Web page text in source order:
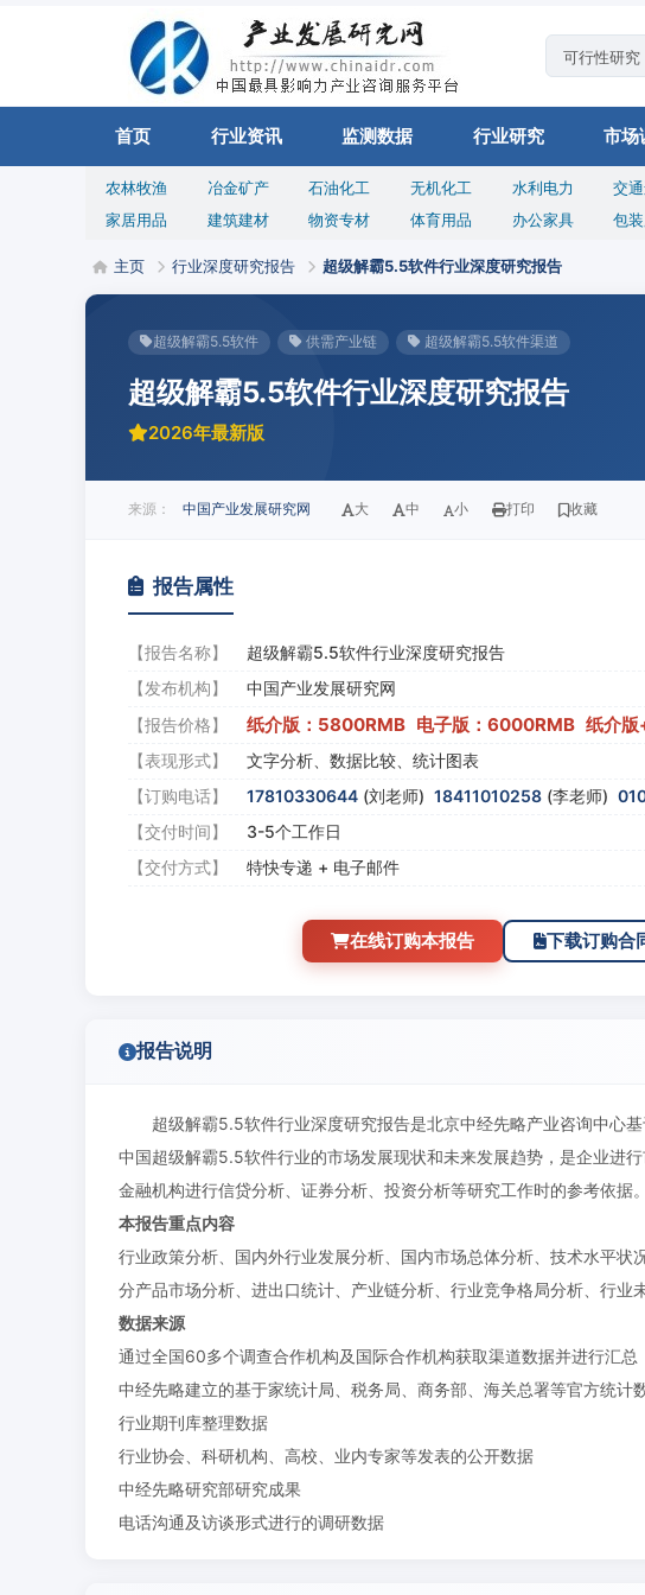
首页 行业资讯 监测数据 行业研究 市场
农林牧渔 冶金矿产 石油化工 无机化工 水利电力 交
家居用品
建筑建材 物资专材 体育用品 办公家具 包
主页 行业深度研究报告 超级解霸5.5软件行业深度研究报告
超级解霸5.5软件 供需产业链 超级解霸5.5软件渠道
超级解霸5.5软件行业深度研究报告
2026年最新版
来源： 中国产业发展研究网 大 中 小 打印 收藏
报告属性
【报告名称】
超级解霸5.5软件行业深度研究报告
【发布机构】
中国产业发展研究网
【报告价格】
纸介版：5800RMB 电子版：6000RMB 纸介版
【表现形式】
文字分析、数据比较、统计图表
【订购电话】
17810330644 (刘老师) 18411010258 (李老师)
【交付时间】
3-5个工作日
【交付方式】
特快专递 + 电子邮件
在线订购本报告 下载订购合
报告说明
超级解霸5.5软件行业深度研究报告是北京中经先略产业咨询中心
中国超级解霸5.5软件行业的市场发展现状和未来发展趋势，是企业进
金融机构进行信贷分析、证券分析、投资分析等研究工作时的参考依据。
本报告重点内容
行业政策分析、国内外行业发展分析、国内市场总体分析、技术水平
分产品市场分析、进出口统计、产业链分析、行业竞争格局分析、行业
数据来源
通过全国60多个调查合作机构及国际合作机构获取渠道数据并进行汇总
中经先略建立的基于家统计局、税务局、商务部、海关总署等官方统计
行业期刊库整理数据
行业协会、科研机构、高校、业内专家等发表的公开数据
中经先略研究部研究成果
电话沟通及访谈形式进行的调研数据